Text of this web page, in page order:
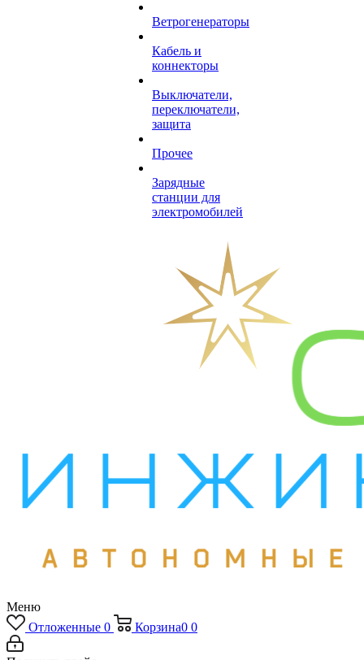
Ветрогенераторы
Кабель и
коннекторы
Выключатели,
переключатели,
защита
Прочее
Зарядные
станции для
электромобилей
Меню
Отложенные 0 Корзина0 0